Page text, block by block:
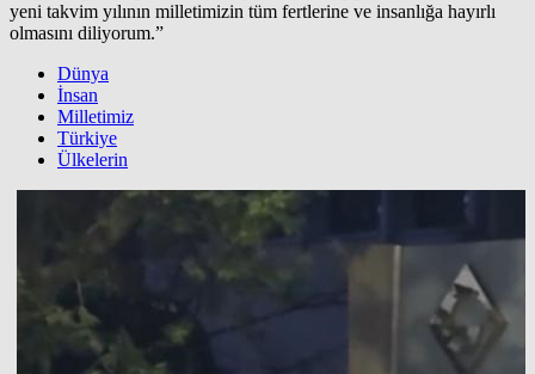
yeni takvim yılının milletimizin tüm fertlerine ve insanlığa hayırlı
olmasını diliyorum.”
Dünya
İnsan
Milletimiz
Türkiye
Ülkelerin